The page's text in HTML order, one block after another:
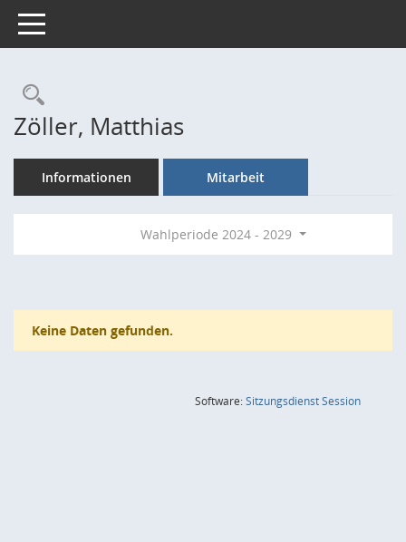
Toggle navigation
Rechercheauswahl
Zöller, Matthias
Informationen Mitarbeit
Wahlperiode 2024 - 2029
Keine Daten gefunden.
Software:SitzungsdienstSession(Wird in